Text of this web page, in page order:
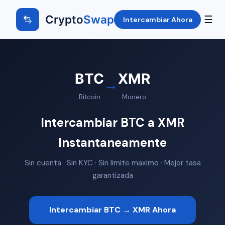
CryptoSwap Intercambiar Ahora ☰
BTC
Bitcoin
→XMR
Monero
Intercambiar BTC a XMR
Instantaneamente
Sin cuenta · Sin KYC · Sin limite maximo · Mejor tasa
garantizada
Intercambiar BTC → XMR Ahora